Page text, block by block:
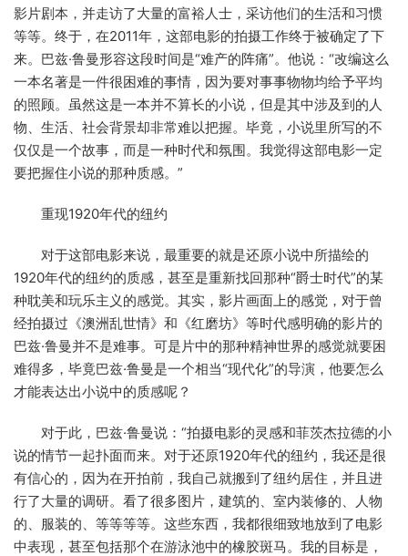
影片剧本，并走访了大量的富裕人士，采访他们的生活和习惯
等等。终于，在2011年，这部电影的拍摄工作终于被确定了下
来。巴兹·鲁曼形容这段时间是“难产的阵痛”。他说：“改编这么
一本名著是一件很困难的事情，因为要对事事物物均给予平均
的照顾。虽然这是一本并不算长的小说，但是其中涉及到的人
物、生活、社会背景却非常难以把握。毕竟，小说里所写的不
仅仅是一个故事，而是一种时代和氛围。我觉得这部电影一定
要把握住小说的那种质感。”
重现1920年代的纽约
对于这部电影来说，最重要的就是还原小说中所描绘的
1920年代的纽约的质感，甚至是重新找回那种“爵士时代”的某
种耽美和玩乐主义的感觉。其实，影片画面上的感觉，对于曾
经拍摄过《澳洲乱世情》和《红磨坊》等时代感明确的影片的
巴兹·鲁曼并不是难事。可是片中的那种精神世界的感觉就要困
难得多，毕竟巴兹·鲁曼是一个相当“现代化”的导演，他要怎么
才能表达出小说中的质感呢？
对于此，巴兹·鲁曼说：“拍摄电影的灵感和菲茨杰拉德的小
说的情节一起扑面而来。对于还原1920年代的纽约，我还是很
有信心的，因为在开拍前，我自己就搬到了纽约居住，并且进
行了大量的调研。看了很多图片，建筑的、室内装修的、人物
的、服装的、等等等等。这些东西，我都很细致地放到了电影
中表现，甚至包括那个在游泳池中的橡胶斑马。我的目标是，